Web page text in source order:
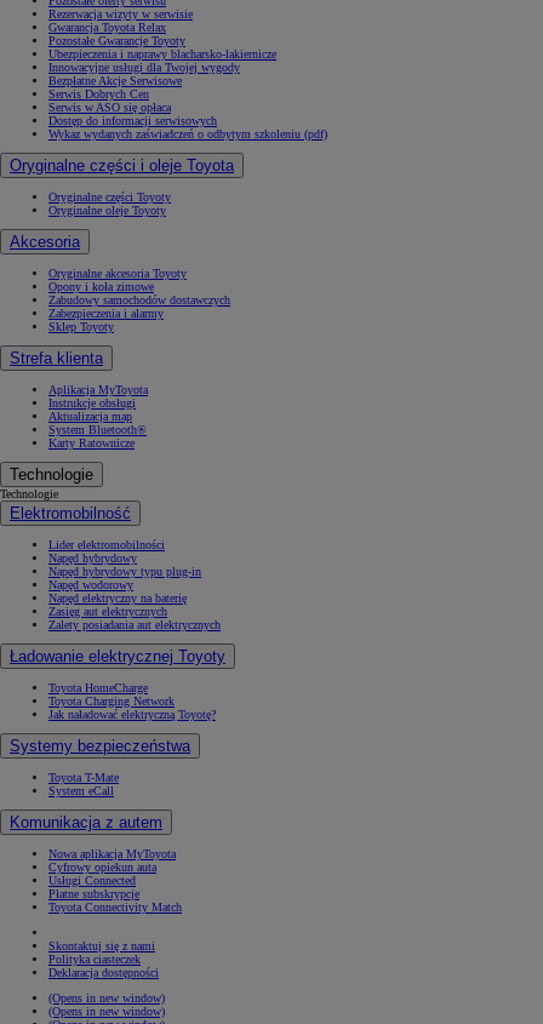
Rezerwacja wizyty w serwisie
Gwarancja Toyota Relax
Pozostałe Gwarancje Toyoty
Ubezpieczenia i naprawy blacharsko-lakiernicze
Innowacyjne usługi dla Twojej wygody
Bezpłatne Akcje Serwisowe
Serwis Dobrych Cen
Serwis w ASO się opłaca
Dostęp do informacji serwisowych
Wykaz wydanych zaświadczeń o odbytym szkoleniu (pdf)
Oryginalne części i oleje Toyota
Oryginalne części Toyoty
Oryginalne oleje Toyoty
Akcesoria
Oryginalne akcesoria Toyoty
Opony i koła zimowe
Zabudowy samochodów dostawczych
Zabezpieczenia i alarmy
Sklep Toyoty
Strefa klienta
Aplikacja MyToyota
Instrukcje obsługi
Aktualizacja map
System Bluetooth®
Karty Ratownicze
Technologie
Technologie
Elektromobilność
Lider elektromobilności
Napęd hybrydowy
Napęd hybrydowy typu plug-in
Napęd wodorowy
Napęd elektryczny na baterię
Zasięg aut elektrycznych
Zalety posiadania aut elektrycznych
Ładowanie elektrycznej Toyoty
Toyota HomeCharge
Toyota Charging Network
Jak naładować elektryczną Toyotę?
Systemy bezpieczeństwa
Toyota T-Mate
System eCall
Komunikacja z autem
Nowa aplikacja MyToyota
Cyfrowy opiekun auta
Usługi Connected
Płatne subskrypcje
Toyota Connectivity Match
Skontaktuj się z nami
Polityka ciasteczek
Deklaracja dostępności
(Opens in new window)
(Opens in new window)